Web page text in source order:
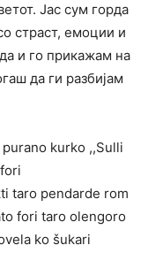
Јас сум горда
страст, емоции и
и го прикажам на
да ги разбијам
kurko ,,Sulli
taro pendarde rom
fori taro olengoro
ko šukari